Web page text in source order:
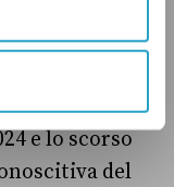
riguarda il
La
diversi
e lo scorso
del